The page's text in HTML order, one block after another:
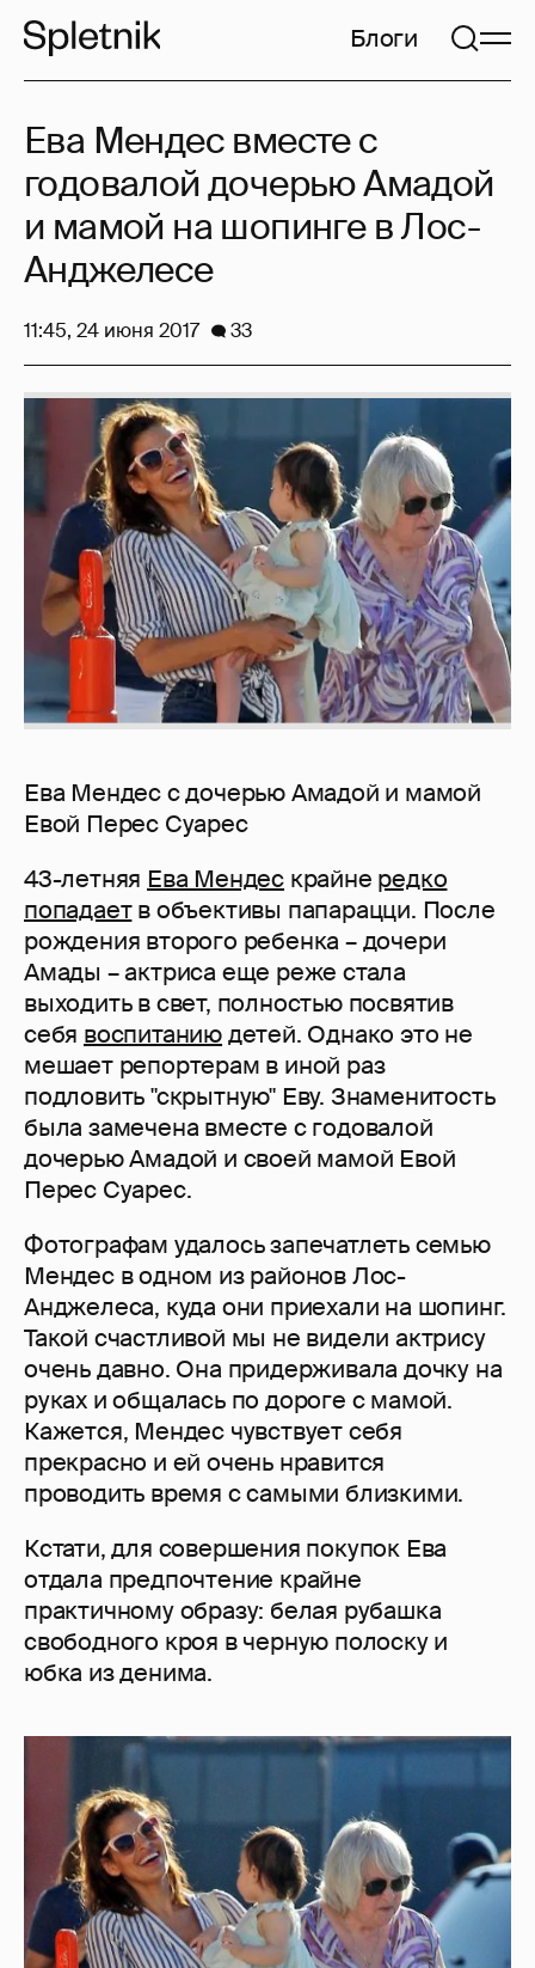
Блоги
Ева Мендес с дочерью Амадой и мамой
Евой Перес Суарес
43-летняя Ева Мендес крайне редко
попадаетв объективы папарацци. После
рождения второго ребенка – дочери
Амады – актриса еще реже стала
выходить в свет, полностью посвятив
себя воспитаниюдетей. Однако это не
мешает репортерам в иной раз
подловить "скрытную" Еву. Знаменитость
была замечена вместе с годовалой
дочерью Амадой и своей мамой Евой
Перес Суарес.
Фотографам удалось запечатлеть семью
Мендес в одном из районов Лос-
Анджелеса, куда они приехали на шопинг.
Такой счастливой мы не видели актрису
очень давно. Она придерживала дочку на
руках и общалась по дороге с мамой.
Кажется, Мендес чувствует себя
прекрасно и ей очень нравится
проводить время с самыми близкими.
Кстати, для совершения покупок Ева
отдала предпочтение крайне
практичному образу: белая рубашка
свободного кроя в черную полоску и
юбка из денима.
Ева Мендес вместе с
годовалой дочерью Амадой
и мамой на шопинге в Лос-
Анджелесе
11:45, 24 июня 2017 33